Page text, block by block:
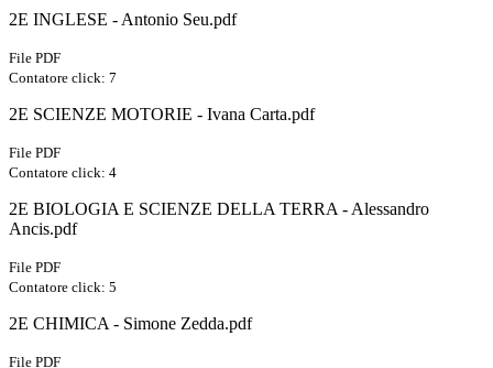
2E INGLESE - Antonio Seu.pdf
File PDF
Contatore click: 7
2E SCIENZE MOTORIE - Ivana Carta.pdf
File PDF
Contatore click: 4
2E BIOLOGIA E SCIENZE DELLA TERRA - Alessandro
Ancis.pdf
File PDF
Contatore click: 5
2E CHIMICA - Simone Zedda.pdf
File PDF